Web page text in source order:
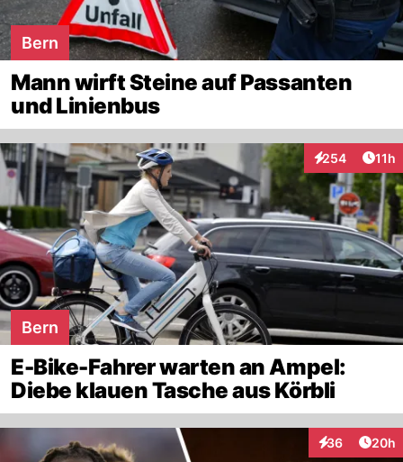
Bern
Mann wirft Steine auf Passanten
und Linienbus
254
Interaktionen
11h
Bern
E-Bike-Fahrer warten an Ampel:
Diebe klauen Tasche aus Körbli
36
Interaktionen
20h